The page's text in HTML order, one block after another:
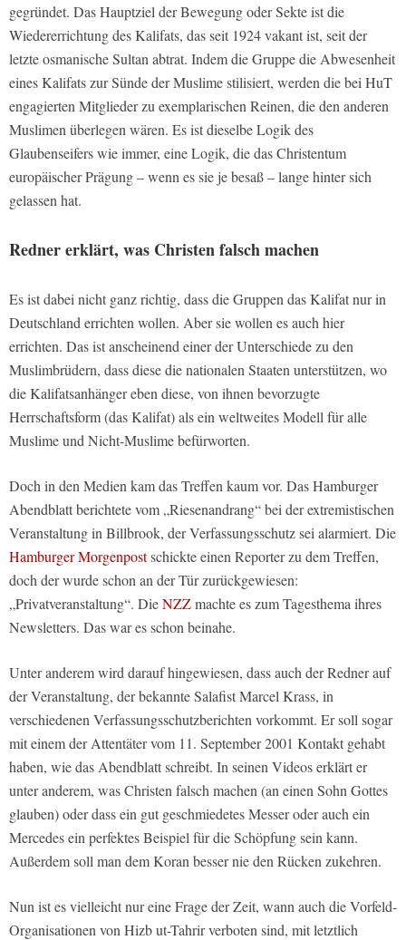
gegründet. Das Hauptziel der Bewegung oder Sekte ist die
Wiedererrichtung des Kalifats, das seit 1924 vakant ist, seit der
letzte osmanische Sultan abtrat. Indem die Gruppe die Abwesenheit
eines Kalifats zur Sünde der Muslime stilisiert, werden die bei HuT
engagierten Mitglieder zu exemplarischen Reinen, die den anderen
Muslimen überlegen wären. Es ist dieselbe Logik des
Glaubenseifers wie immer, eine Logik, die das Christentum
europäischer Prägung – wenn es sie je besaß – lange hinter sich
gelassen hat.
Redner erklärt, was Christen falsch machen
Es ist dabei nicht ganz richtig, dass die Gruppen das Kalifat nur in
Deutschland errichten wollen. Aber sie wollen es auch hier
errichten. Das ist anscheinend einer der Unterschiede zu den
Muslimbrüdern, dass diese die nationalen Staaten unterstützen, wo
die Kalifatsanhänger eben diese, von ihnen bevorzugte
Herrschaftsform (das Kalifat) als ein weltweites Modell für alle
Muslime und Nicht-Muslime befürworten.
Doch in den Medien kam das Treffen kaum vor. Das Hamburger
Abendblatt berichtete vom „Riesenandrang“ bei der extremistischen
Veranstaltung in Billbrook, der Verfassungsschutz sei alarmiert. Die
Hamburger Morgenpostschickte einen Reporter zu dem Treffen,
doch der wurde schon an der Tür zurückgewiesen:
„Privatveranstaltung“. DieNZZmachte es zum Tagesthema ihres
Newsletters. Das war es schon beinahe.
Unter anderem wird darauf hingewiesen, dass auch der Redner auf
der Veranstaltung, der bekannte Salafist Marcel Krass, in
verschiedenen Verfassungsschutzberichten vorkommt. Er soll sogar
mit einem der Attentäter vom 11. September 2001 Kontakt gehabt
haben, wie das Abendblatt schreibt. In seinen Videos erklärt er
unter anderem, was Christen falsch machen (an einen Sohn Gottes
glauben) oder dass ein gut geschmiedetes Messer oder auch ein
Mercedes ein perfektes Beispiel für die Schöpfung sein kann.
Außerdem soll man dem Koran besser nie den Rücken zukehren.
Nun ist es vielleicht nur eine Frage der Zeit, wann auch die Vorfeld-
Organisationen von Hizb ut-Tahrir verboten sind, mit letztlich